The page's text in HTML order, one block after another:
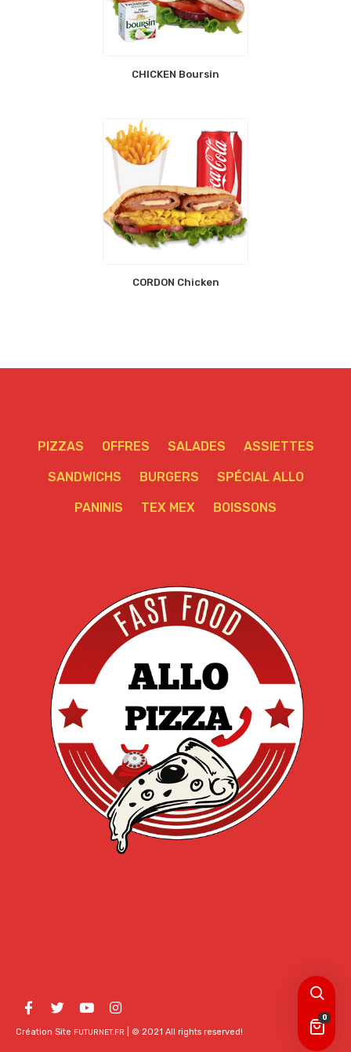
0
CHICKEN Boursin
CORDON Chicken
PIZZAS OFFRES SALADES ASSIETTES
SANDWICHS BURGERS SPÉCIAL ALLO
PANINIS TEX MEX BOISSONS
Création Site FUTURNET.FR | © 2021 All rights reserved!